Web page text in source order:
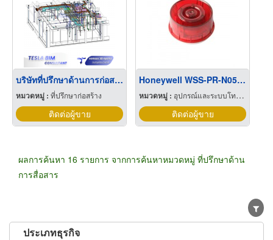
บริษัทที่ปรึกษาด้านการก่อสร้างและบริหารโครงการ
หมวดหมู่ : ที่ปรึกษาก่อสร้าง
ติดต่อผู้ขาย
Honeywell WSS-PR-N05 Intelligent Wall l
หมวดหมู่ : อุปกรณ์และระบบโทรทัศน์วงจรปิด
ติดต่อผู้ขาย
ผลการค้นหา 16 รายการ จากการค้นหาหมวดหมู่ ที่ปรึกษาด้าน
การสื่อสาร
ประเภทธุรกิจ